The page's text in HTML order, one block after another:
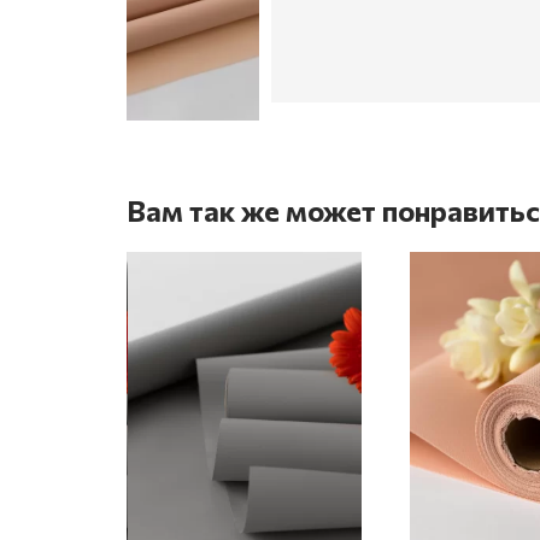
Вам так же может